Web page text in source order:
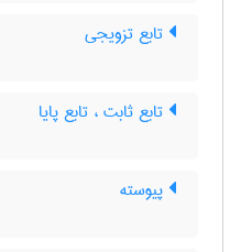
تابع تزویجی
تابع ثابت ، تابع پایا
پیوسته